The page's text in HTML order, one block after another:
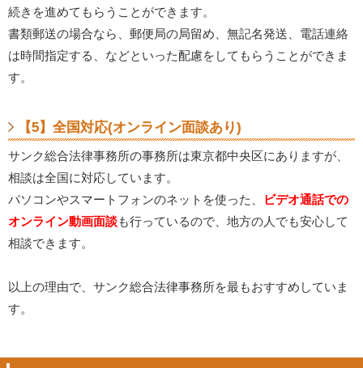
続きを進めてもらうことができます。
書類郵送の場合なら、郵便局の局留め、無記名発送、電話連絡
は時間指定する、などといった配慮をしてもらうことができま
す。
【5】全国対応(オンライン面談あり)
サンク総合法律事務所の事務所は東京都中央区にありますが、
相談は全国に対応しています。
パソコンやスマートフォンのネットを使った、
ビデオ通話での
オンライン動画面談も行っているので、地方の人でも安心して
相談できます。
以上の理由で、サンク総合法律事務所を最もおすすめしていま
す。